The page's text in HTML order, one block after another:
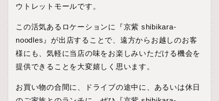
ウトレットモールです。
この活気あるロケーションに『京紫 shibikara-
noodles』が出店することで、遠方からお越しのお客
様にも、気軽に当店の味をお楽しみいただける機会を
提供できることを大変嬉しく思います。
お買い物の合間に、ドライブの途中に、あるいは休日